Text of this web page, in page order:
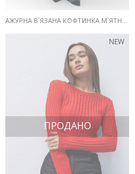
АЖУРНА В`ЯЗАНА КОФТИНКА М`ЯТНОГО КОЛЬОРУ
NEW
ПРОДАНО